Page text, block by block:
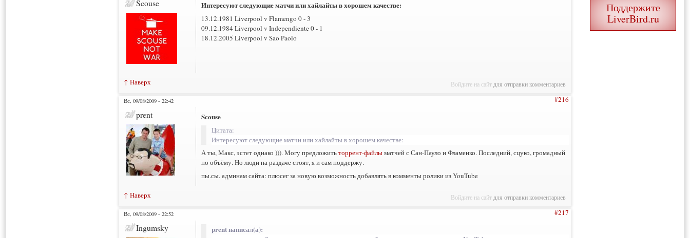
Scouse Интересуют следующие матчи или хайлайты в хорошем качестве:
13.12.1981 Liverpool v Flamengo 0 - 3
09.12.1984 Liverpool v Independiente 0 - 1
18.12.2005 Liverpool v Sao Paolo
↑ Наверх Войдите на сайт для отправки комментариев
Вс, 09/08/2009 - 22:42 #216
prent Scouse
Цитата:
Интересуют следующие матчи или хайлайты в хорошем качестве:
А ты, Макс, эстет однако ))). Могу предложитьторрент-файлыматчей с Сан-Пауло и Фламенко. Последний, сцуко, громадный
по объёму. Но люди на раздаче стоят, я и сам поддержу.
пы.сы. админам сайта: плюсег за новую возможность добавлять в комменты ролики из YouTube
↑ Наверх Войдите на сайт для отправки комментариев
Вс, 09/08/2009 - 22:52 #217
Ingumsky prent написал(а):
Поддержите
LiverBird.ru